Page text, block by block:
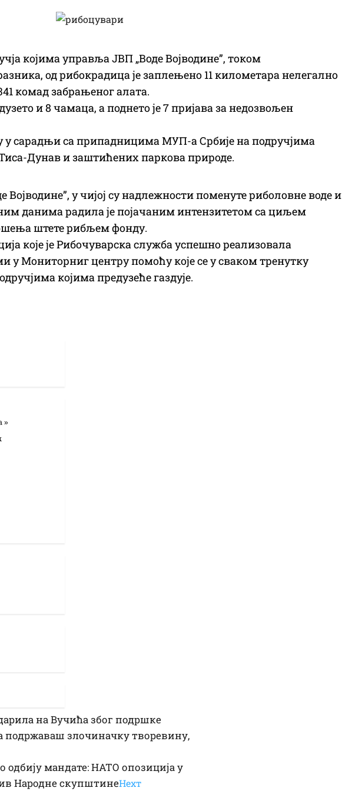
којима управља ЈВП „Воде Војводине”, током
од рибокрадица је заплењено 11 километара нелегално
комад забрањеног алата.
и 8 чамаца, а поднето је 7 пријава за недозвољен
у сарадњи са припадницима МУП-а Србије на подручјима
Дунав и заштићених паркова природе.
Војводине”, у чијој су надлежности поменуте риболовне воде и
данима радила је појачаним интензитетом са циљем
штете рибљем фонду.
које је Рибочуварска служба успешно реализовала
у Мониторниг центру помоћу које се у сваком тренутку
којима предузеће газдује.
на Вучића због подршке
подржаваш злочиначку творевину,
одбију мандате: НАТО опозиција у
Народне скупштинеНеxт